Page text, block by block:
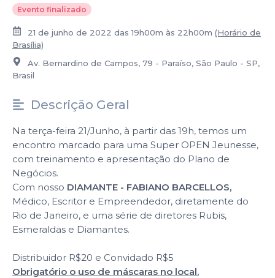
Evento finalizado
21 de junho de 2022 das 19h00m às 22h00m (Horário de
Brasília)
Av. Bernardino de Campos, 79 - Paraíso, São Paulo - SP,
Brasil
Descrição Geral
Na terça-feira 21/Junho, à partir das 19h, temos um
encontro marcado para uma Super OPEN Jeunesse,
com treinamento e apresentação do Plano de
Negócios.
Com nosso DIAMANTE - FABIANO BARCELLOS,
Médico, Escritor e Empreendedor, diretamente do
Rio de Janeiro, e uma série de diretores Rubis,
Esmeraldas e Diamantes.
Distribuidor R$20 e Convidado R$5
Obrigatório o uso de máscaras no local.